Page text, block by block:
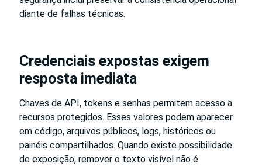
diante de falhas técnicas.
Credenciais expostas exigem
resposta imediata
Chaves de API, tokens e senhas permitem acesso a
recursos protegidos. Esses valores podem aparecer
em código, arquivos públicos, logs, históricos ou
painéis compartilhados. Quando existe possibilidade
de exposição, remover o texto visível não é